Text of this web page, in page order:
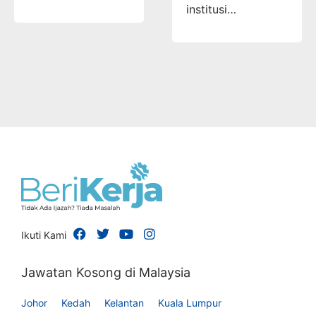
institusi…
Ikuti Kami
Jawatan Kosong di Malaysia
Johor Kedah Kelantan Kuala Lumpur